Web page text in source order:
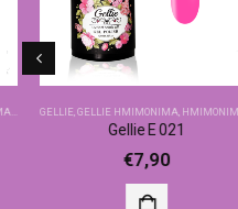
GELLIE GELLIE ΗΜΙΜΌΝΙΜΑ,ΗΜΙΜΌΝΙΜΑ-ΒΑΣΙΚΆ ΧΡΏΜΑΤΑ
Gellie E 021
7,90